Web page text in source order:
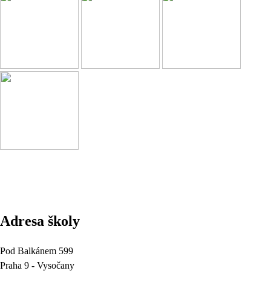
Adresa školy
Pod Balkánem 599
Praha 9 - Vysočany